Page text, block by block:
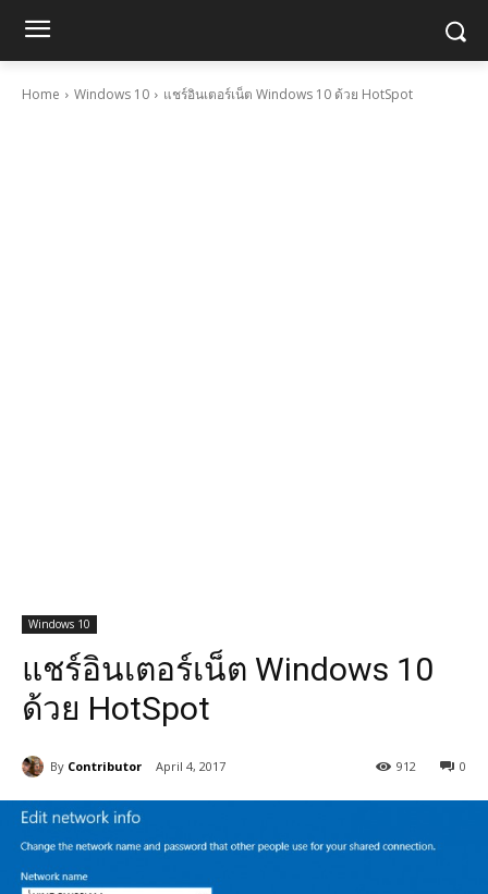
Home Windows 10 แชร์อินเตอร์เน็ต Windows 10 ด้วย HotSpot
Windows 10
แชร์อินเตอร์เน็ต Windows 10
ด้วย HotSpot
By Contributor April 4, 2017 0
912